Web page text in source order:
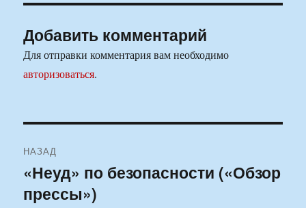
Добавить комментарий
Для отправки комментария вам необходимо
авторизоваться.
по
записям
НАЗАД
Предыдущая
запись:
«Неуд» по безопасности («Обзор
прессы»)